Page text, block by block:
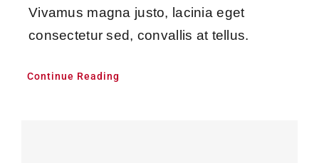
Vivamus magna justo, lacinia eget
consectetur sed, convallis at tellus.
Continue Reading